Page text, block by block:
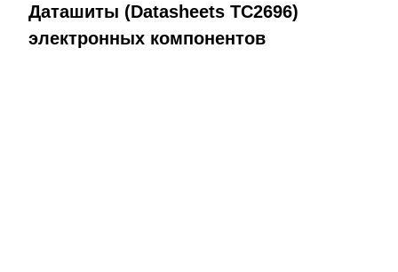
Даташиты (Datasheets TC2696)
электронных компонентов